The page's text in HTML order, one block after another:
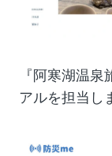
『阿寒湖温
アルを担当し